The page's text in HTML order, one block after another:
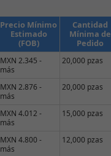
Precio Mínimo
Estimado
(FOB)
Cantidad
Mínima de
Pedido
MXN 2.345 -
más
20,000 pzas
MXN 2.876 -
más
20,000 pzas
MXN 4.012 -
más
15,000 pzas
MXN 4.800 -
más
12,000 pzas